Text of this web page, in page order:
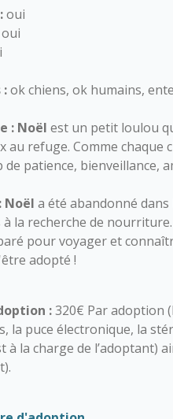
oui
oui
:ok chiens, ok humains,
: Noël est un petit loulou
au refuge. Comme chaque
de patience, bienveillance,
Noël a été abandonné
à la recherche de
pour voyager et
adopté !
:320€ Par adoption
la puce électronique, la
à la charge de l’adoptant)